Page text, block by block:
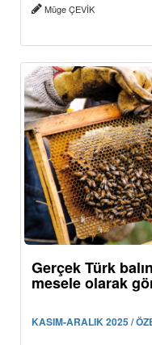
Müge ÇEVİK
Gerçek Türk
mesele olarak
KASIM-ARALIK 2025 /